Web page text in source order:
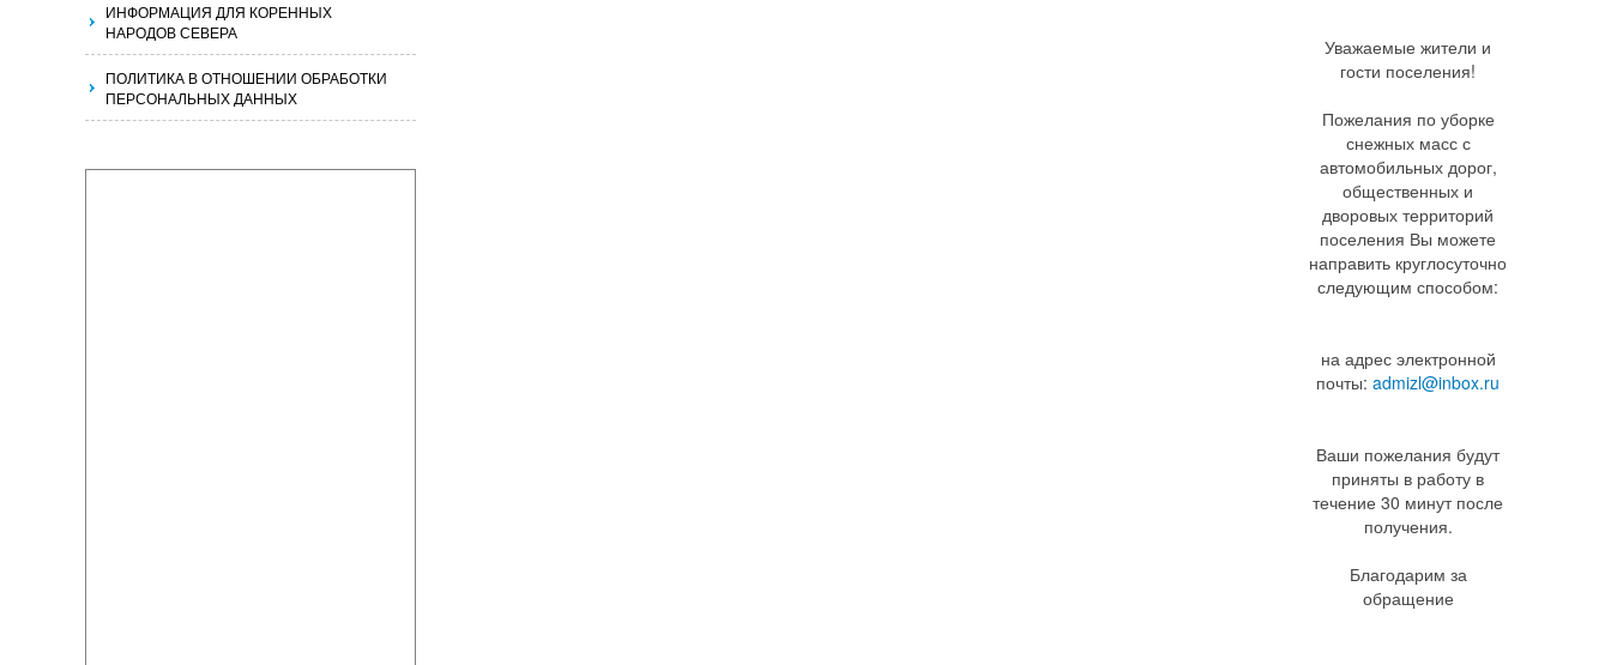
ИНФОРМАЦИЯ ДЛЯ КОРЕННЫХ
НАРОДОВ СЕВЕРА
ПОЛИТИКА В ОТНОШЕНИИ ОБРАБОТКИ
ПЕРСОНАЛЬНЫХ ДАННЫХ
Уважаемые жители и
гости поселения!
Пожелания по уборке
снежных масс с
автомобильных дорог,
общественных и
дворовых территорий
поселения Вы можете
направить круглосуточно
следующим способом:
на адрес электронной
почты:admizl@inbox.ru
Ваши пожелания будут
приняты в работу в
течение 30 минут после
получения.
Благодарим за
обращение